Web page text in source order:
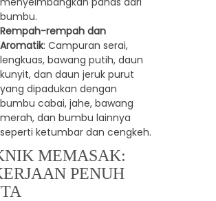
bumbu.
Rempah-rempah dan
Aromatik: Campuran serai,
lengkuas, bawang putih, daun
kunyit, dan daun jeruk purut
yang dipadukan dengan
bumbu cabai, jahe, bawang
merah, dan bumbu lainnya
seperti ketumbar dan cengkeh.
MEMASAK:
PENUH